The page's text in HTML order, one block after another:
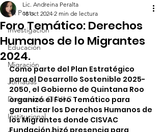
All Posts
Investigación
Educación
Migración
Jornadas
Donaciones CISVAC
Institucional
Foro Temático: Derechos
Humanos de lo Migrantes
2024.
Lic. Andreina Peralta
18 oct 2024 2 min de lectura
Como parte del Plan Estratégico
para el Desarrollo Sostenible 2025-
2050, el Gobierno de Quintana Roo
organizó el Foro Temático para
garantizar los Derechos Humanos de
los Migrantes donde CISVAC
Fundación hizó presencia para